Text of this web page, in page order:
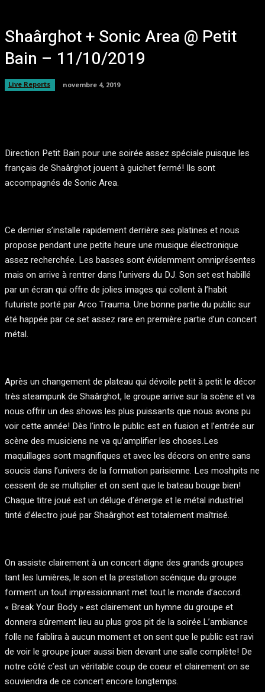
Shaârghot + Sonic Area @ Petit
Bain – 11/10/2019
Live Reports novembre 4, 2019
Direction Petit Bain pour une soirée assez spéciale puisque les
français de Shaârghot jouent à guichet fermé! Ils sont
accompagnés de Sonic Area.
Ce dernier s’installe rapidement derrière ses platines et nous
propose pendant une petite heure une musique électronique
assez recherchée. Les basses sont évidemment omniprésentes
mais on arrive à rentrer dans l’univers du DJ. Son set est habillé
par un écran qui offre de jolies images qui collent à l’habit
futuriste porté par Arco Trauma. Une bonne partie du public sur
été happée par ce set assez rare en première partie d’un concert
métal.
Après un changement de plateau qui dévoile petit à petit le décor
très steampunk de Shaârghot, le groupe arrive sur la scène et va
nous offrir un des shows les plus puissants que nous avons pu
voir cette année! Dès l’intro le public est en fusion et l’entrée sur
scène des musiciens ne va qu’amplifier les choses.Les
maquillages sont magnifiques et avec les décors on entre sans
soucis dans l’univers de la formation parisienne. Les moshpits ne
cessent de se multiplier et on sent que le bateau bouge bien!
Chaque titre joué est un déluge d’énergie et le métal industriel
tinté d’électro joué par Shaârghot est totalement maîtrisé.
On assiste clairement à un concert digne des grands groupes
tant les lumières, le son et la prestation scénique du groupe
forment un tout impressionnant met tout le monde d’accord.
« Break Your Body » est clairement un hymne du groupe et
donnera sûrement lieu au plus gros pit de la soirée.L’ambiance
folle ne faiblira à aucun moment et on sent que le public est ravi
de voir le groupe jouer aussi bien devant une salle complète! De
notre côté c’est un véritable coup de coeur et clairement on se
souviendra de ce concert encore longtemps.